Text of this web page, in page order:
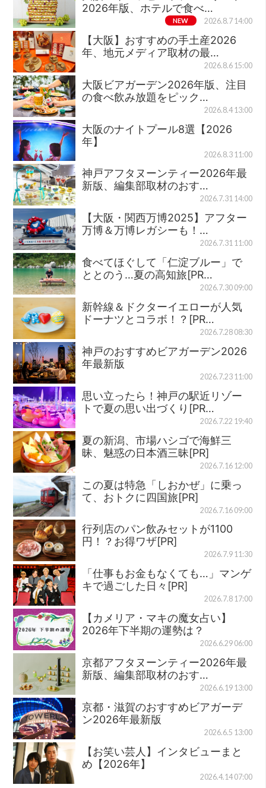
2026年版、ホテルで食べ…
NEW 2026.8.7 14:00
【大阪】おすすめの手土産2026
年、地元メディア取材の最…
2026.8.6 15:00
大阪ビアガーデン2026年版、注目
の食べ飲み放題をピック…
2026.8.4 13:00
大阪のナイトプール8選【2026
年】
2026.8.3 11:00
神戸アフタヌーンティー2026年最
新版、編集部取材のおす…
2026.7.31 14:00
【大阪・関西万博2025】アフター
万博＆万博レガシーも！…
2026.7.31 11:00
食べてほぐして「仁淀ブルー」で
ととのう…夏の高知旅[PR…
2026.7.30 09:00
新幹線＆ドクターイエローが人気
ドーナツとコラボ！？[PR…
2026.7.28 08:30
神戸のおすすめビアガーデン2026
年最新版
2026.7.23 11:00
思い立ったら！神戸の駅近リゾー
トで夏の思い出づくり[PR…
2026.7.22 19:40
夏の新潟、市場ハシゴで海鮮三
昧、魅惑の日本酒三昧[PR]
2026.7.16 12:00
この夏は特急「しおかぜ」に乗っ
て、おトクに四国旅[PR]
2026.7.16 09:00
行列店のパン飲みセットが1100
円！？お得ワザ[PR]
2026.7.9 11:30
「仕事もお金もなくても…」マンゲ
キで過ごした日々[PR]
2026.7.8 17:00
【カメリア・マキの魔女占い】
2026年下半期の運勢は？
2026.6.29 06:00
京都アフタヌーンティー2026年最
新版、編集部取材のおす…
2026.6.19 13:00
京都・滋賀のおすすめビアガーデ
ン2026年最新版
2026.6.5 13:00
【お笑い芸人】インタビューまと
め【2026年】
2026.4.14 07:00